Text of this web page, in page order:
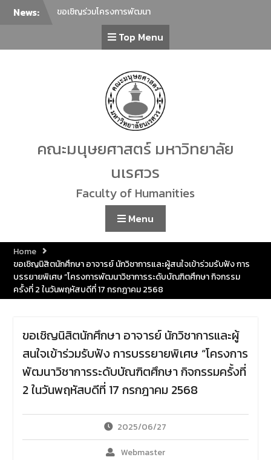
News:
ขอเชิญร่วมโครงการพัฒนา
ภาษาเพื่อยกระดับภาษาไทยสู่
นานาชาติ ครั้งที่ 2 ในหัวข้อ “การ
ล่าม การแปลภาษาไทยในฐานะ
ภาควิชาศิลปะการแสดง คณะ
มนุษยศาสตร์ มหาวิทยาลัย
นเรศวร ขอเชิญทุกท่านร่วมรับ
ชม การแสดงรำเดี่ยวมาตรฐาน
ทางด้านนาฏศิลป์ไทย ประจำปี
2569 โดยนิสิตชั้นปีที่ 4 สาขา
ขอเชิญเข้าร่วมกิจกรรม Lunch
Talk คณะมนุษยศาสตร์
คณะมนุษยศาสตร์ มหาวิทยาลัย
กิจกรรม “โครงการเชิดชูเกียรติ
ขอเชิญร่วมทำบุญตักบาตร
ข้าวสารอาหารแห้ง
เนื่องใน
โอกาสครบรอบ 36 ปี วันคล้าย
ร่วมทำบุญตักบาตรแด่พระภิกษุ
สงฆ์และสามเณร จำนวน 36 รูป
Top Menu
คณะมนุษยศาสตร์ มหาวิทยาลัย
นเรศวร
Faculty of Humanities
Menu
Home
ขอเชิญนิสิตนักศึกษา อาจารย์ นักวิชาการและผู้สนใจเข้าร่วมรับฟัง การ
บรรยายพิเศษ “โครงการพัฒนาวิชาการระดับบัณฑิตศึกษา กิจกรรม
ครั้งที่ 2 ในวันพฤหัสบดีที่ 17 กรกฎาคม 2568
ขอเชิญนิสิตนักศึกษา อาจารย์ นักวิชาการและผู้
สนใจเข้าร่วมรับฟัง การบรรยายพิเศษ “โครงการ
พัฒนาวิชาการระดับบัณฑิตศึกษา กิจกรรมครั้งที่
2 ในวันพฤหัสบดีที่ 17 กรกฎาคม 2568
2025/06/27
Webmaster